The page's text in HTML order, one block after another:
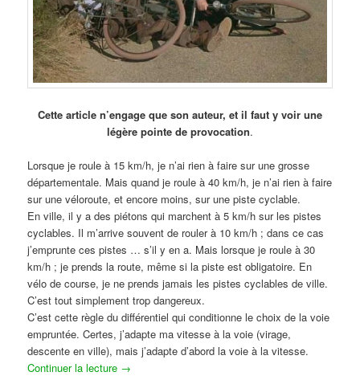
Cette article n’engage que son auteur, et il faut y voir une
légère pointe de provocation.
Lorsque je roule à 15 km/h, je n’ai rien à faire sur une grosse
départementale. Mais quand je roule à 40 km/h, je n’ai rien à faire
sur une véloroute, et encore moins, sur une piste cyclable.
En ville, il y a des piétons qui marchent à 5 km/h sur les pistes
cyclables. Il m’arrive souvent de rouler à 10 km/h ; dans ce cas
j’emprunte ces pistes … s’il y en a. Mais lorsque je roule à 30
km/h ; je prends la route, même si la piste est obligatoire. En
vélo de course, je ne prends jamais les pistes cyclables de ville.
C’est tout simplement trop dangereux.
C’est cette règle du différentiel qui conditionne le choix de la voie
empruntée. Certes, j’adapte ma vitesse à la voie (virage,
descente en ville), mais j’adapte d’abord la voie à la vitesse.
Continuer la lecture →